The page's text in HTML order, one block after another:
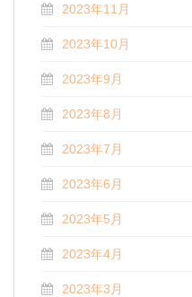
2023年11月
2023年10月
2023年9月
2023年8月
2023年7月
2023年6月
2023年5月
2023年4月
2023年3月